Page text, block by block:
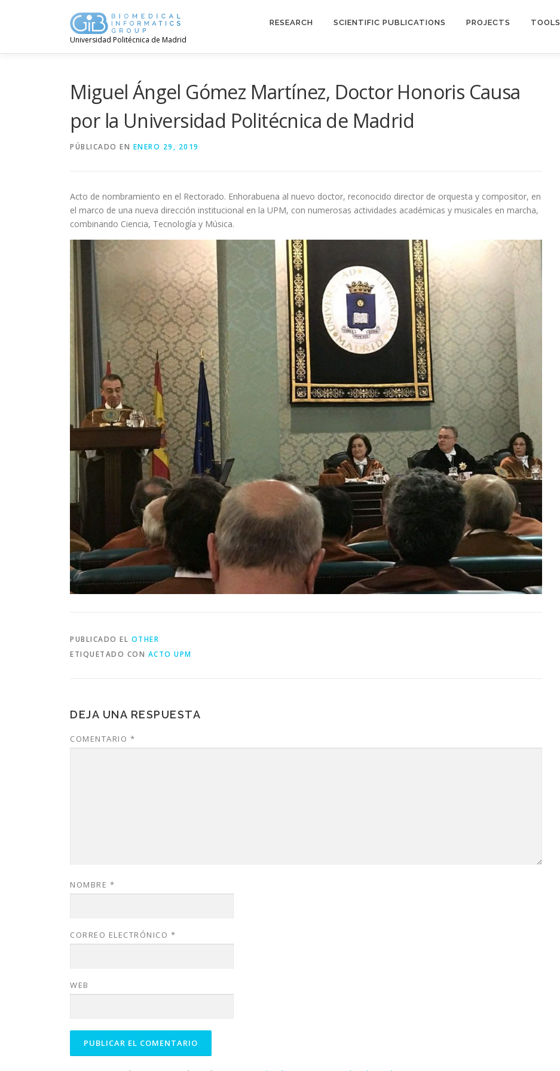
Universidad Politécnica de Madrid
RESEARCH SCIENTIFIC PUBLICATIONS PROJECTS TOOLS
Miguel Ángel Gómez Martínez, Doctor Honoris Causa
por la Universidad Politécnica de Madrid
PÚBLICADO EN ENERO 29, 2019
Acto de nombramiento en el Rectorado. Enhorabuena al nuevo doctor, reconocido director de orquesta y compositor, en
el marco de una nueva dirección institucional en la UPM, con numerosas actividades académicas y musicales en marcha,
combinando Ciencia, Tecnología y Música.
PUBLICADO EL OTHER
ETIQUETADO CON ACTO UPM
DEJA UNA RESPUESTA
COMENTARIO *
NOMBRE *
CORREO ELECTRÓNICO *
WEB